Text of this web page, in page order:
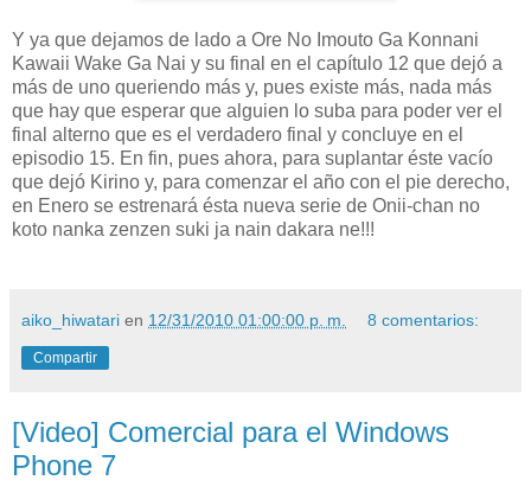
Y ya que dejamos de lado a Ore No Imouto Ga Konnani
Kawaii Wake Ga Nai y su final en el capítulo 12 que dejó a
más de uno queriendo más y, pues existe más, nada más
que hay que esperar que alguien lo suba para poder ver el
final alterno que es el verdadero final y concluye en el
episodio 15. En fin, pues ahora, para suplantar éste vacío
que dejó Kirino y, para comenzar el año con el pie derecho,
en Enero se estrenará ésta nueva serie de Onii-chan no
koto nanka zenzen suki ja nain dakara ne!!!
aiko_hiwatari en 12/31/2010 01:00:00 p. m. 8 comentarios:
Compartir
[Video] Comercial para el Windows
Phone 7